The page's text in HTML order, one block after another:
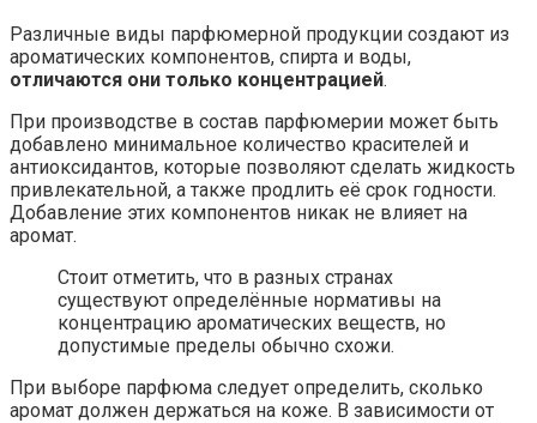
Различные виды парфюмерной продукции создают из
ароматических компонентов, спирта и воды,
отличаются они только концентрацией.
При производстве в состав парфюмерии может быть
добавлено минимальное количество красителей и
антиоксидантов, которые позволяют сделать жидкость
привлекательной, а также продлить её срок годности.
Добавление этих компонентов никак не влияет на
аромат.
Стоит отметить, что в разных странах
существуют определённые нормативы на
концентрацию ароматических веществ, но
допустимые пределы обычно схожи.
При выборе парфюма следует определить, сколько
аромат должен держаться на коже. В зависимости от